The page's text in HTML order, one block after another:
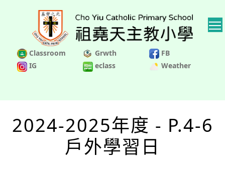
Classroom Grwth
FB
IG
eclass Weather
2024-2025年度 - P.4-6
戶外學習日